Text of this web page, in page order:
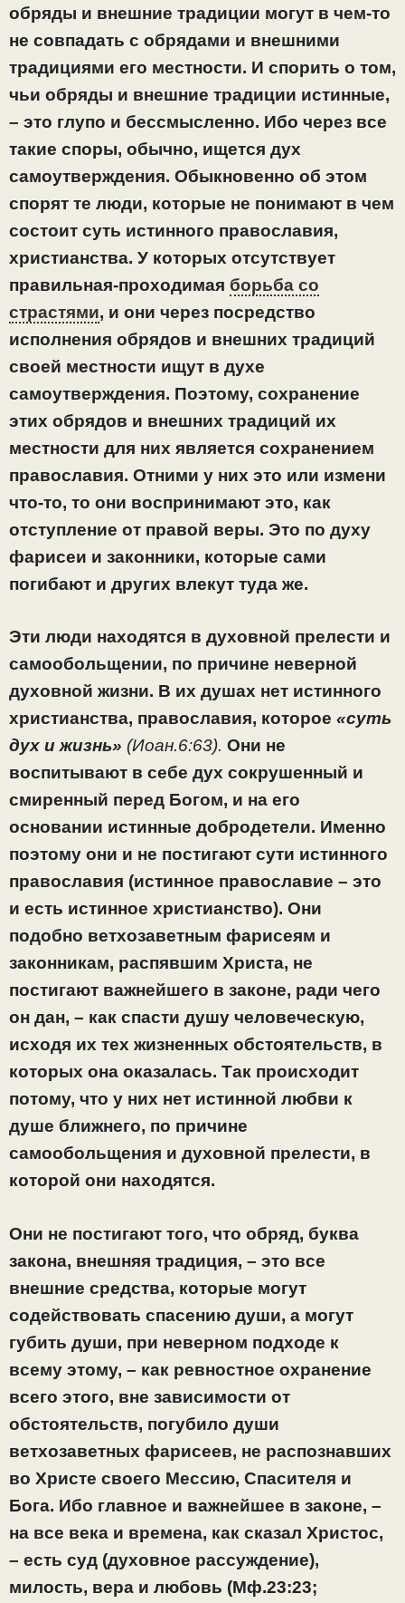
обряды и внешние традиции могут в чем-то
не совпадать с обрядами и внешними
традициями его местности. И спорить о том,
чьи обряды и внешние традиции истинные,
– это глупо и бессмысленно. Ибо через все
такие споры, обычно, ищется дух
самоутверждения. Обыкновенно об этом
спорят те люди, которые не понимают в чем
состоит суть истинного православия,
христианства. У которых отсутствует
правильная-проходимая борьба со
страстями, и они через посредство
исполнения обрядов и внешних традиций
своей местности ищут в духе
самоутверждения. Поэтому, сохранение
этих обрядов и внешних традиций их
местности для них является сохранением
православия. Отними у них это или измени
что-то, то они воспринимают это, как
отступление от правой веры. Это по духу
фарисеи и законники, которые сами
погибают и других влекут туда же.
Эти люди находятся в духовной прелести и
самообольщении, по причине неверной
духовной жизни. В их душах нет истинного
христианства, православия, которое «суть
дух и жизнь» (Иоан.6:63). Они не
воспитывают в себе дух сокрушенный и
смиренный перед Богом, и на его
основании истинные добродетели. Именно
поэтому они и не постигают сути истинного
православия (истинное православие – это
и есть истинное христианство). Они
подобно ветхозаветным фарисеям и
законникам, распявшим Христа, не
постигают важнейшего в законе, ради чего
он дан, – как спасти душу человеческую,
исходя их тех жизненных обстоятельств, в
которых она оказалась. Так происходит
потому, что у них нет истинной любви к
душе ближнего, по причине
самообольщения и духовной прелести, в
которой они находятся.
Они не постигают того, что обряд, буква
закона, внешняя традиция, – это все
внешние средства, которые могут
содействовать спасению души, а могут
губить души, при неверном подходе к
всему этому, – как ревностное охранение
всего этого, вне зависимости от
обстоятельств, погубило души
ветхозаветных фарисеев, не распознавших
во Христе своего Мессию, Спасителя и
Бога. Ибо главное и важнейшее в законе, –
на все века и времена, как сказал Христос,
– есть суд (духовное рассуждение),
милость, вера и любовь (Мф.23:23;